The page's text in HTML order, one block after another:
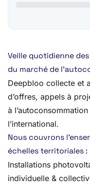
Veille quotidienne
du marché de
Deepbloo collecte et
d’offres, appels à
à
l’international.
Nous couvrons
échelles territoriales :
Installations
individuelle &